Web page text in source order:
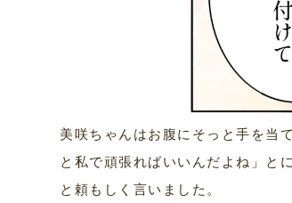
美咲ちゃんはお腹にそっと手を当
と私で頑張ればいいんだよね」と
と頼もしく言いました。